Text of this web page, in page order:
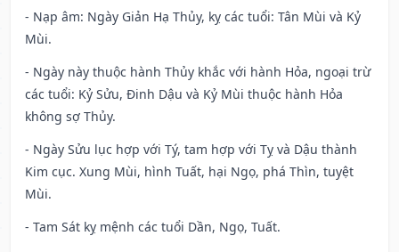
- Nạp âm: Ngày Giản Hạ Thủy, kỵ các tuổi: Tân Mùi và Kỷ
Mùi.
- Ngày này thuộc hành Thủy khắc với hành Hỏa, ngoại trừ
các tuổi: Kỷ Sửu, Đinh Dậu và Kỷ Mùi thuộc hành Hỏa
không sợ Thủy.
- Ngày Sửu lục hợp với Tý, tam hợp với Tỵ và Dậu thành
Kim cục. Xung Mùi, hình Tuất, hại Ngọ, phá Thìn, tuyệt
Mùi.
- Tam Sát kỵ mệnh các tuổi Dần, Ngọ, Tuất.